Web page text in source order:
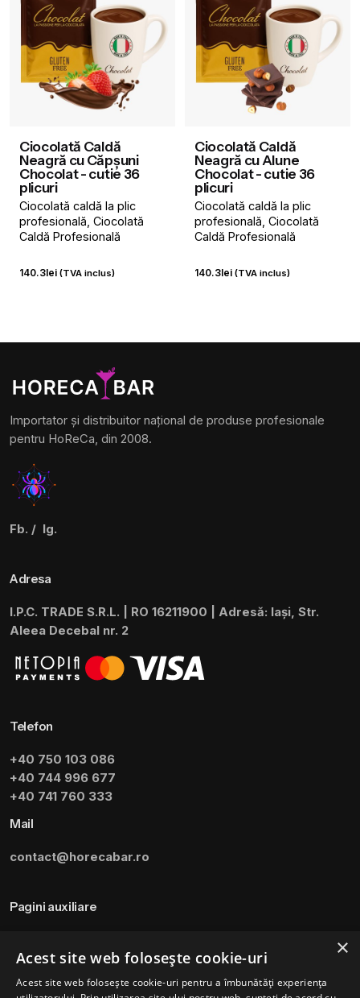
Ciocolată Caldă
Neagră cu Căpșuni
Chocolat - cutie 36
plicuri
Ciocolată caldă la plic
profesională Ciocolată
Caldă Profesională
140.3lei (TVA inclus)
Ciocolată Caldă
Neagră cu Alune
Chocolat - cutie 36
plicuri
Ciocolată caldă la plic
profesională Ciocolată
Caldă Profesională
140.3lei (TVA inclus)
Importator și distribuitor național de produse profesionale
pentru HoReCa, din 2008.
Fb. / Ig.
Adresa
I.P.C. TRADE S.R.L. | RO 16211900 | Adresă: Iași, Str.
Aleea Decebal nr. 2
Telefon
+40 750 103 086
+40 744 996 677
+40 741 760 333
Mail
contact@horecabar.ro
Pagini auxiliare
Politica de utilizare a cookie-urilor
Modalitati de plata
×
Acest site web folosește cookie-uri
Acest site web folosește cookie-uri pentru a îmbunătăți experiența